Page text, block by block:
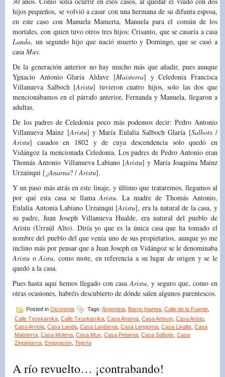
hijos pequeños, se volvió a casar con una hermana de su difunta esposa,
en este caso con Manuela Mamerta, Manuela para el común de los
mortales, con quien tuvo otros tres hijos: Crisanto, que se casaría a casa
Landa, un segundo hijo que nació muerto y Domingo, que se casó a
casa Mux.
De la generación anterior no hay mucho más que añadir, pues aunque
Ygnacio Antonio Glaría Aldave [Maisterra] y Celedonia Francisca
Villanueva Salboch [Aristu] tuvieron cuatro hijos, solo las dos que
mencionábamos en el párrafo anterior, Fernanda y Manuela, llegaron a
adultas.
De los padres de Celedonia poco más podemos decir: Pedro Antonio
Villanueva Mainz [Aristu] y María Eulalia Salboch Glaría [Salbotx/
Aristu] casados en 1802 y de cuya descendencia solo quedó en
Vidángoz la mencionada Celedonia. Los padres de Pedro Antonio eran
Thomás Antonio Villanueva Labiano [Aristu] y María Joaquina Mainz
Urzainqui [ ¿Anarna? /Aristu].
Y un paso más atrás en este linaje, y último que trataremos, llegamos al
por qué esta casa se llamaAristu. La madre de Thomás Antonio,
Eulalia Antonia Labiano Urzainqui [Aristu], era la natural de la casa, y
su padre, Juan Joseph Villanueva Hualde, era natural del pueblo de
Aristu (Urraúl Alto). Diría yo que es la única casa que ha tomado el
nombre del pueblo del que venía uno de sus propietarios, aunque yo me
inclino más por pensar que a Juan Joseph en Vidángoz se le denominaba
Aristu oAistu, como mote, en referencia a su lugar de origen y se le
quedó a la casa.
Pues hasta aquí hemos llegado con casaAristu, y seguro que, como en
otras ocasiones, habréis descubierto de dónde salen algunos parentescos.
Posted in Oiconimia Tags: Argentina Barrio Iriartea Calle de la Fuente
Calle Txoskarrika Calle Txuskarrika Casa Anarna Casa Antxon Casa Aristu
Casa Arriola Casa Landa Casa Landarna Casa Lengorna Casa Lixalte Casa
Maisterra Casa Molena Casa Mux Casa Pelairea Casa Salbotx Casa
Zinpintarna Emigración Tejería
A río revuelto… ¡contrabando!